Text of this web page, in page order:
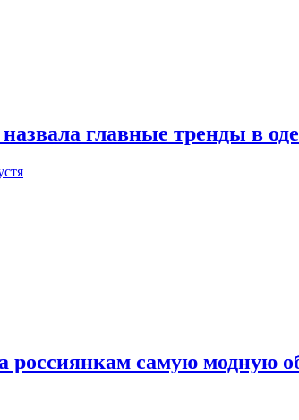
главные тренды в
россиянкам самую модную